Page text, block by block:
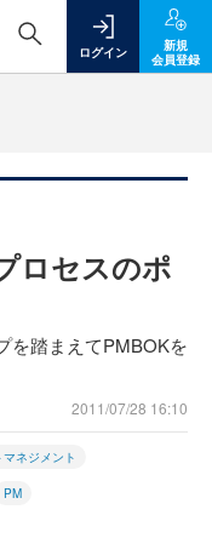
ログイン
新規
会員登録
ロセスのポ
踏まえてPMBOKを
2011/07/28 16:10
ネジメント
PM